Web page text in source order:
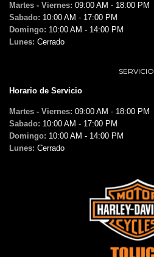
Martes - Viernes: 09:00 AM - 18:00 PM
Sabado: 10:00 AM - 17:00 PM
Domingo: 10:00 AM - 14:00 PM
Lunes: Cerrado
SERVICIO
Horario de Servicio
Martes - Viernes: 09:00 AM - 18:00 PM
Sabado: 10:00 AM - 17:00 PM
Domingo: 10:00 AM - 14:00 PM
Lunes: Cerrado